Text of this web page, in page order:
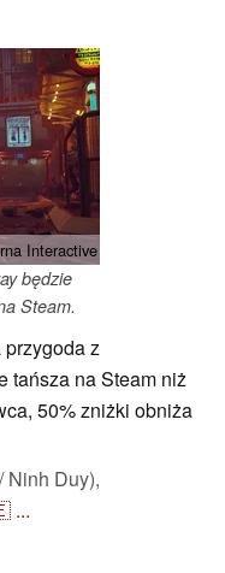
Interactive
będzie
Steam.
z
tańsza na Steam niż
50% zniżki obniża
Ninh Duy),
...